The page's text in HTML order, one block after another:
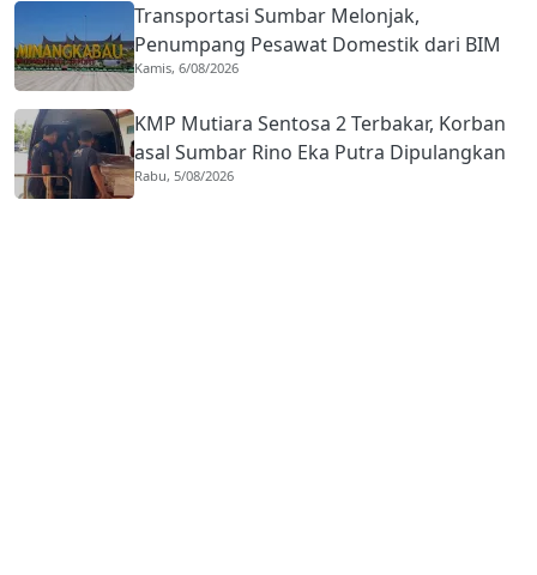
Transportasi Sumbar Melonjak,
Penumpang Pesawat Domestik dari BIM
Naik Hampir 33 Persen
Kamis, 6/08/2026
KMP Mutiara Sentosa 2 Terbakar, Korban
asal Sumbar Rino Eka Putra Dipulangkan
ke Agam
Rabu, 5/08/2026